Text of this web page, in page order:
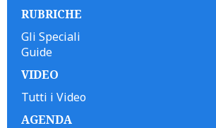
RUBRICHE
Gli Speciali
Guide
VIDEO
Tutti i Video
AGENDA